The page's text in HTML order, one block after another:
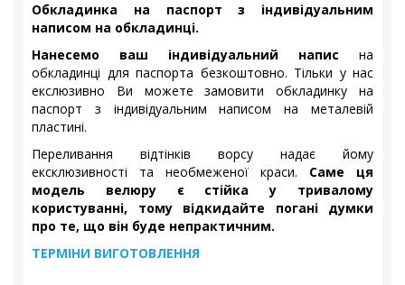
Обкладинка на паспорт з індивідуальним
написом на обкладинці.
Нанесемо ваш індивідуальний напис на
обкладинці для паспорта безкоштовно. Тільки у нас
екслюзивно Ви можете замовити обкладинку на
паспорт з індивідуальним написом на металевій
пластині.
Переливання відтінків ворсу надає йому
ексклюзивності та необмеженої краси. Саме ця
модель велюру є стійка у тривалому
користуванні, тому відкидайте погані думки
про те, що він буде непрактичним.
ТЕРМІНИ ВИГОТОВЛЕННЯ